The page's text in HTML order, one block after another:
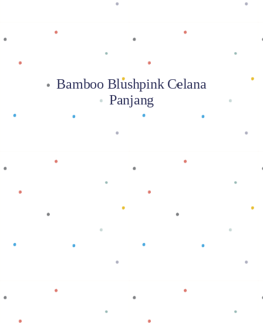
Bamboo Blushpink Celana
Panjang